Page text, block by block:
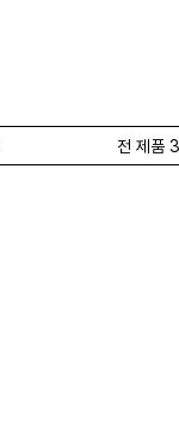
전 제품